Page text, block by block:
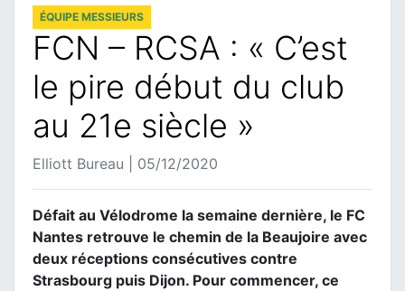
ÉQUIPE MESSIEURS
FCN – RCSA : « C’est
le pire début du club
au 21e siècle »
Elliott Bureau | 05/12/2020
Défait au Vélodrome la semaine dernière, le FC
Nantes retrouve le chemin de la Beaujoire avec
deux réceptions consécutives contre
Strasbourg puis Dijon. Pour commencer, ce